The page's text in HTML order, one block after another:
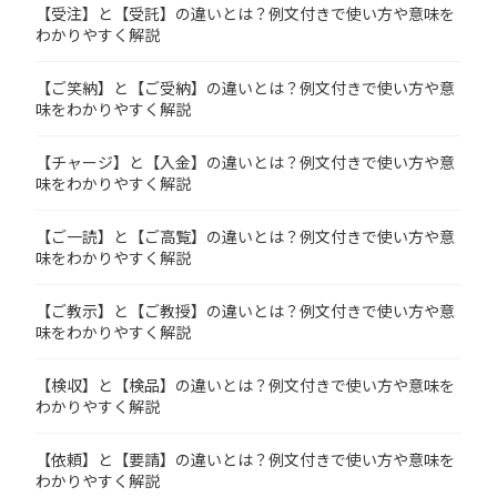
【受注】と【受託】の違いとは？例文付きで使い方や意味を
わかりやすく解説
【ご笑納】と【ご受納】の違いとは？例文付きで使い方や意
味をわかりやすく解説
【チャージ】と【入金】の違いとは？例文付きで使い方や意
味をわかりやすく解説
【ご一読】と【ご高覧】の違いとは？例文付きで使い方や意
味をわかりやすく解説
【ご教示】と【ご教授】の違いとは？例文付きで使い方や意
味をわかりやすく解説
【検収】と【検品】の違いとは？例文付きで使い方や意味を
わかりやすく解説
【依頼】と【要請】の違いとは？例文付きで使い方や意味を
わかりやすく解説